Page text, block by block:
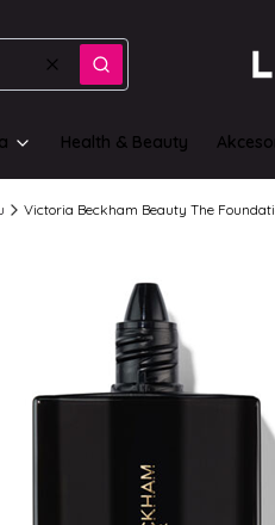
WyczyśćSzukaj
Health & Beauty
Victoria Beckham Beauty The